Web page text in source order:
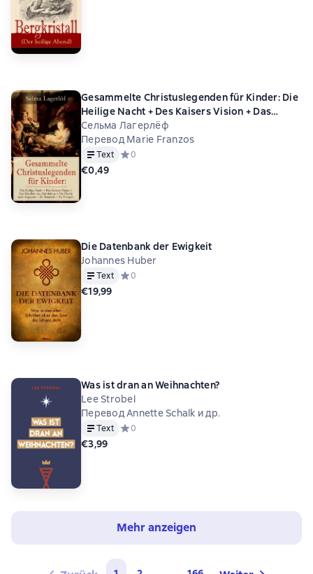
Gesammelte Christuslegenden für Kinder: Die
Heilige Nacht + Des Kaisers Vision + Das
Kindlein von Bethlehem + Die Flucht nach
Aegypten + Zu Nazareth + Im Tempel...
Сельма Лагерлёф
Перевод Marie Franzos
Text Средний рейтинг 0 на основе 0 оценок
0
€0,49
Die Datenbank der Ewigkeit
Johannes Huber
Text Средний рейтинг 0 на основе 0 оценок
0
€19,99
Was ist dran an Weihnachten?
Lee Strobel
Перевод Annette Schalk и др.
Text Средний рейтинг 0 на основе 0 оценок
0
€3,99
Mehr anzeigen